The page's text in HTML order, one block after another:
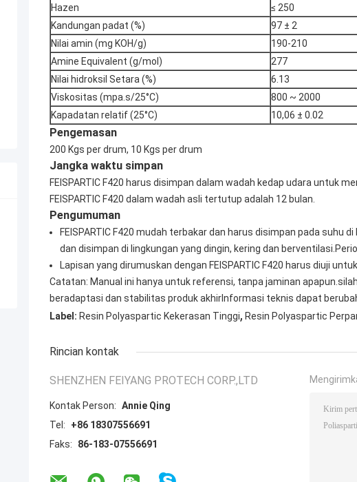
Hazen
≤ 250
Kandungan padat (%)
97 ± 2
Nilai amin (mg KOH/g)
190-210
Amine Equivalent (g/mol)
277
Nilai hidroksil Setara (%)
6.13
Viskositas (mpa.s/25°C)
800 ~ 2000
Kapadatan relatif (25°C)
10,06 ± 0.02
Pengemasan
200 Kgs per drum, 10 Kgs per drum
Jangka waktu simpan
FEISPARTIC F420 harus disimpan dalam wadah kedap udara untuk
FEISPARTIC F420 dalam wadah asli tertutup adalah 12 bulan.
Pengumuman
FEISPARTIC F420 mudah terbakar dan harus disimpan pada suhu
dan disimpan di lingkungan yang dingin, kering dan
Lapisan yang dirumuskan dengan FEISPARTIC F420 harus diuji
Catatan: Manual ini hanya untuk referensi, tanpa jaminan
beradaptasi dan stabilitas produk akhirInformasi teknis dapat
Label: Resin Polyaspartic Kekerasan Tinggi, Resin Polyaspartic
Rincian kontak
SHENZHEN FEIYANG PROTECH CORP.,LTD
Kontak Person: Annie Qing
Tel:
+86 18307556691
Faks:
86-183-07556691